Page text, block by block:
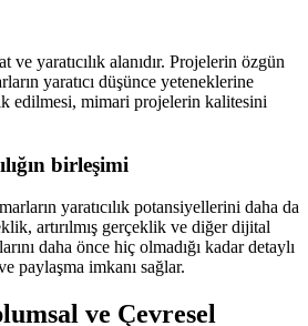
ve yaratıcılık alanıdır. Projelerin özgün
yaratıcı düşünce yeteneklerine
edilmesi, mimari projelerin kalitesini
birleşimi
yaratıcılık potansiyellerini daha da
artırılmış gerçeklik ve diğer dijital
daha önce hiç olmadığı kadar detaylı
paylaşma imkanı sağlar.
ve Çevresel